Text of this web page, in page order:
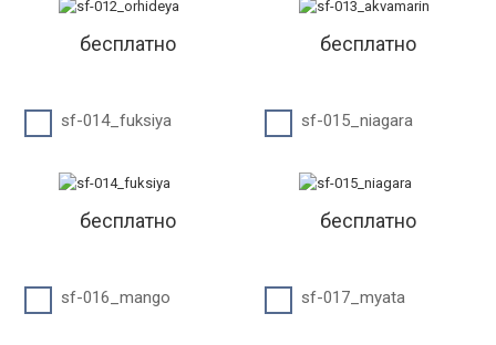
бесплатно бесплатно
sf-014_fuksiya
бесплатно
sf-015_niagara
бесплатно
sf-016_mango sf-017_myata